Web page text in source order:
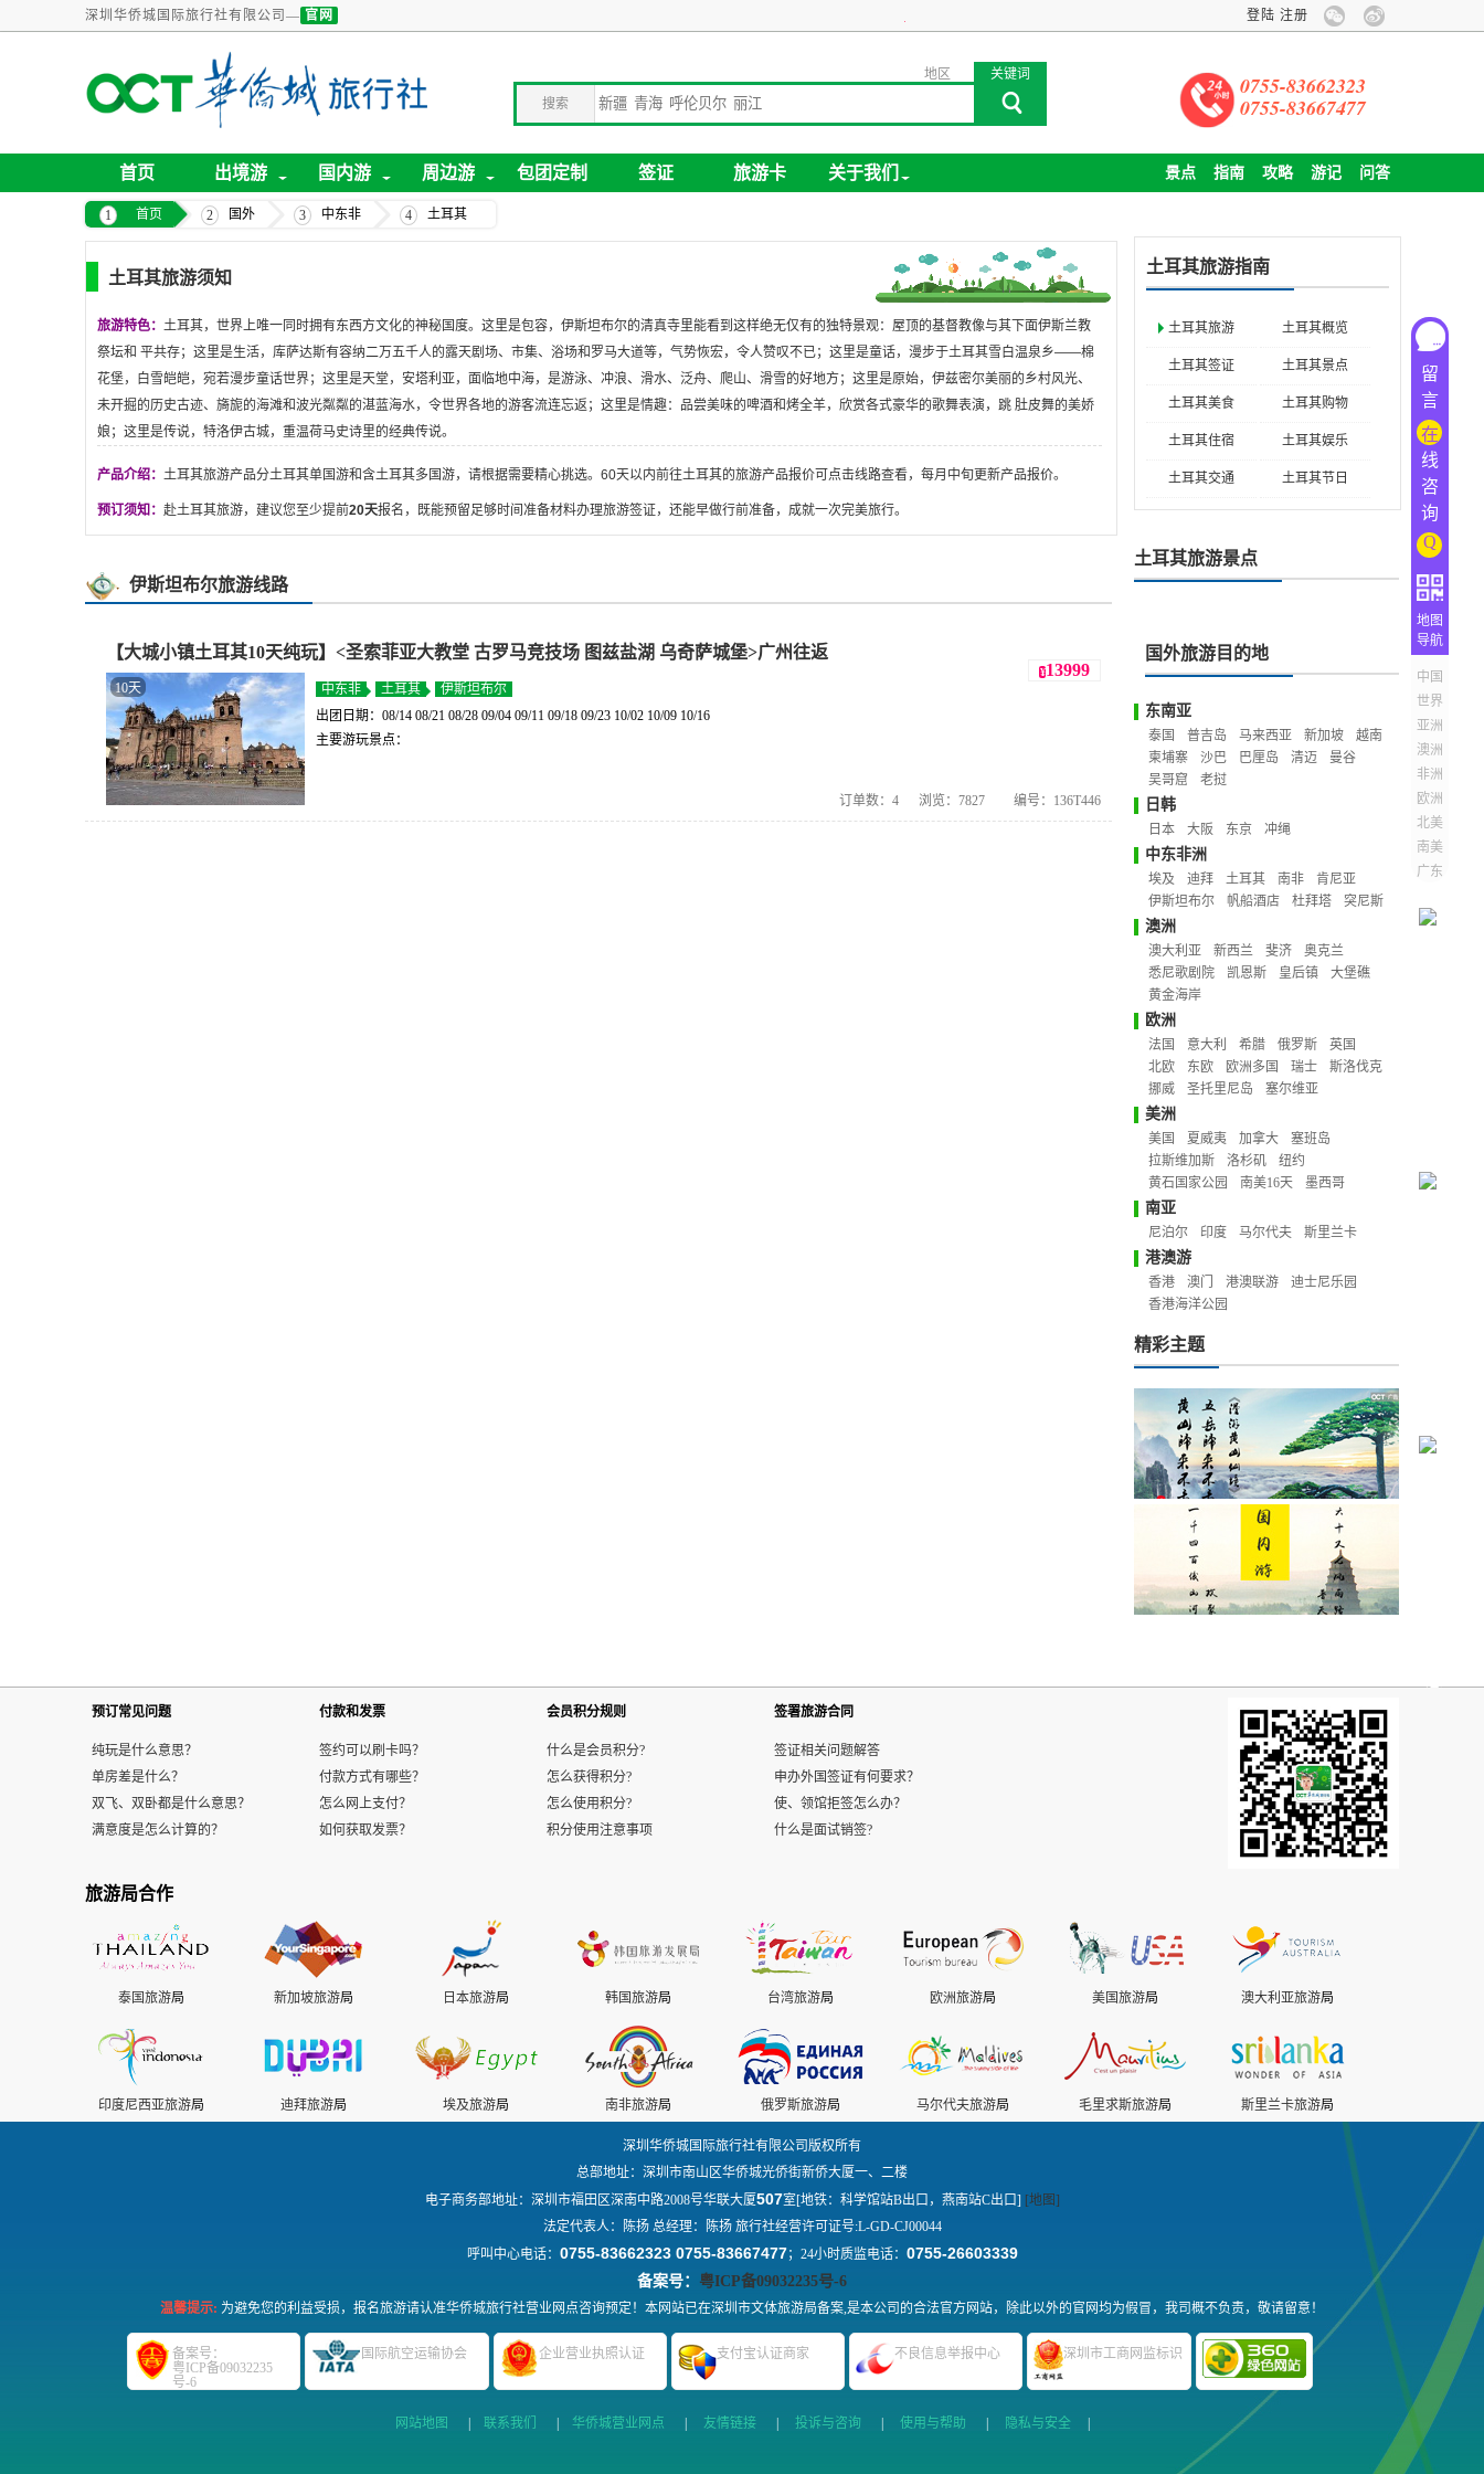
深圳华侨城国际旅行社有限公司— 官网 登陆 注册
搜索
地区 关键词
0755-83662323
0755-83667477
首页 出境游 国内游 周边游 包团定制 签证 旅游卡 关于我们 问答
游记
攻略
指南
景点
首页 国外 中东非 土耳其
土耳其旅游须知
旅游特色： 土耳其，世界上唯一同时拥有东西方文化的神秘国度。这里是包容，伊斯坦布尔的清真寺里能看到这样绝无仅有的独特景观：屋顶的基督教像与其下面伊斯兰教
祭坛和 平共存；这里是生活，库萨达斯有容纳二万五千人的露天剧场、市集、浴场和罗马大道等，气势恢宏，令人赞叹不已；这里是童话，漫步于土耳其雪白温泉乡——棉
花堡，白雪皑皑，宛若漫步童话世界；这里是天堂，安塔利亚，面临地中海，是游泳、冲浪、滑水、泛舟、爬山、滑雪的好地方；这里是原始，伊兹密尔美丽的乡村风光、
未开掘的历史古迹、旖旎的海滩和波光粼粼的湛蓝海水，令世界各地的游客流连忘返；这里是情趣：品尝美味的啤酒和烤全羊，欣赏各式豪华的歌舞表演，跳 肚皮舞的美娇
娘；这里是传说，特洛伊古城，重温荷马史诗里的经典传说。
产品介绍： 土耳其旅游产品分土耳其单国游和含土耳其多国游，请根据需要精心挑选。 60天以内前往土耳其的旅游产品报价可点击线路查看，每月中旬更新产品报价。
预订须知： 赴土耳其旅游，建议您至少提前20天报名，既能预留足够时间准备材料办理旅游签证，还能早做行前准备，成就一次完美旅行。
伊斯坦布尔旅游线路
【大城小镇土耳其10天纯玩】<圣索菲亚大教堂 古罗马竞技场 图兹盐湖 乌奇萨城堡>广州往返
10天 中东非 土耳其
伊斯坦布尔
出团日期：08/14 08/21 08/28 09/04 09/11 09/18 09/23 10/02 10/09 10/16
主要游玩景点：
订单数： 4 浏览： 7827 编号：136T446
¥13999
土耳其旅游指南
土耳其旅游 土耳其概览
土耳其签证 土耳其景点
土耳其美食 土耳其购物
土耳其住宿 土耳其娱乐
土耳其交通 土耳其节日
土耳其旅游景点
国外旅游目的地
东南亚
泰国 普吉岛 马来西亚 新加坡
越南
柬埔寨
沙巴 巴厘岛 清迈
曼谷
吴哥窟
老挝
日韩
日本 大阪 东京 冲绳
中东非洲
埃及 迪拜 土耳其 南非
肯尼亚
伊斯坦布尔
帆船酒店 杜拜塔 突尼斯
澳洲
澳大利亚 新西兰 斐济
奥克兰
悉尼歌剧院
凯恩斯 皇后镇
大堡礁
黄金海岸
欧洲
法国 意大利 希腊 俄罗斯
英国
北欧
东欧 欧洲多国 瑞士
斯洛伐克
挪威
圣托里尼岛 塞尔维亚
美洲
美国 夏威夷 加拿大
塞班岛
拉斯维加斯
洛杉矶
纽约
黄石国家公园
南美16天 墨西哥
南亚
尼泊尔 印度 马尔代夫 斯里兰卡
港澳游
香港 澳门 港澳联游
迪士尼乐园
香港海洋公园
精彩主题
留
言
在
线
咨
询
Q
地图
导航
中国
世界
亚洲
澳洲
非洲
欧洲
北美
南美
广东
预订常见问题
纯玩是什么意思？
单房差是什么？
双飞、双卧都是什么意思？
满意度是怎么计算的？
付款和发票
签约可以刷卡吗？
付款方式有哪些？
怎么网上支付？
如何获取发票？
会员积分规则
什么是会员积分?
怎么获得积分?
怎么使用积分?
积分使用注意事项
签署旅游合同
签证相关问题解答
申办外国签证有何要求？
使、领馆拒签怎么办？
什么是面试销签?
旅游局合作
泰国旅游局 新加坡旅游局 日本旅游局 韩国旅游局 台湾旅游局 欧洲旅游局 美国旅游局 澳大利亚旅游局
印度尼西亚旅游局 迪拜旅游局 埃及旅游局 南非旅游局 俄罗斯旅游局 马尔代夫旅游局 毛里求斯旅游局 斯里兰卡旅游局
深圳华侨城国际旅行社有限公司版权所有
总部地址：深圳市南山区华侨城光侨街新侨大厦一、二楼
电子商务部地址：深圳市福田区深南中路2008号华联大厦507室[地铁：科学馆站B出口，燕南站C出口] [地图]
法定代表人：陈扬 总经理：陈扬 旅行社经营许可证号:L-GD-CJ00044
呼叫中心电话： 0755-83662323 0755-83667477；24小时质监电话： 0755-26603339
备案号： 粤ICP备09032235号-6
温馨提示: 为避免您的利益受损，报名旅游请认准华侨城旅行社营业网点咨询预定！本网站已在深圳市文体旅游局备案,是本公司的合法官方网站，除此以外的官网均为假冒，我司概不负责，敬请留意！
备案号：
粤ICP备09032235
号-6
国际航空运输协会 企业营业执照认证 支付宝认证商家 不良信息举报中心 深圳市工商网监标识
网站地图 联系我们 华侨城营业网点 友情链接 投诉与咨询 使用与帮助 隐私与安全